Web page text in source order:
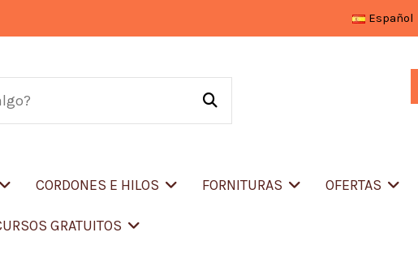
Español
CORDONES E HILOS FORNITURAS OFERTAS
GRATUITOS